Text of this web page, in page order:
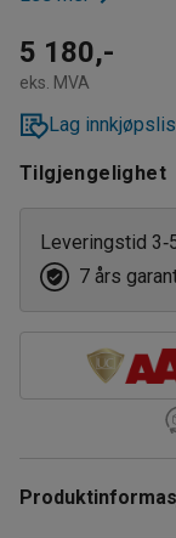
5 180,-
eks. MVA
Lag
Tilgjengelighet
Leveringstid 3‑
7 års